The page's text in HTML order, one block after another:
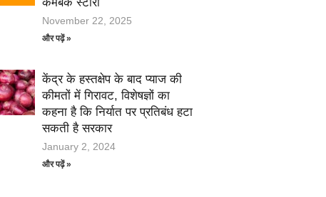
November 22, 2025
और पढ़ें »
केंद्र के हस्तक्षेप के बाद प्याज की
कीमतों में गिरावट, विशेषज्ञों का
कहना है कि निर्यात पर प्रतिबंध हटा
सकती है सरकार
January 2, 2024
और पढ़ें »